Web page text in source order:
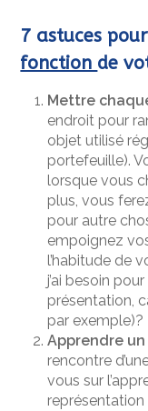
7 astuces
fonction de
Mettre
endroit pour
objet utilisé
portefeuille).
lorsque vous
plus, vous
pour autre
empoignez
l’habitude de
j’ai besoin
présentation,
par exemple)?
Apprendre un
rencontre
vous sur
représentation